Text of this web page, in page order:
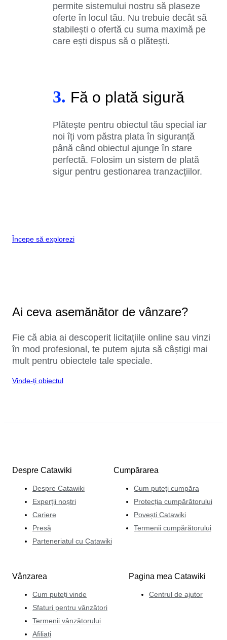
permite sistemului nostru să plaseze
oferte în locul tău. Nu trebuie decât să
stabilești o ofertă cu suma maximă pe
care ești dispus să o plătești.
3. Fă o plată sigură
Plătește pentru obiectul tău special iar
noi îți vom păstra plata în siguranță
până când obiectul ajunge în stare
perfectă. Folosim un sistem de plată
sigur pentru gestionarea tranzacțiilor.
Începe să explorezi
Ai ceva asemănător de vânzare?
Fie că abia ai descoperit licitațiile online sau vinzi
în mod profesional, te putem ajuta să câștigi mai
mult pentru obiectele tale speciale.
Vinde-ți obiectul
Despre Catawiki
Despre Catawiki
Experții noștri
Cariere
Presă
Parteneriatul cu Catawiki
Cumpărarea
Cum puteți cumpăra
Protecția cumpărătorului
Povești Catawiki
Termenii cumpărătorului
Vânzarea
Cum puteți vinde
Sfaturi pentru vânzători
Termenii vânzătorului
Afiliați
Pagina mea Catawiki
Centrul de ajutor